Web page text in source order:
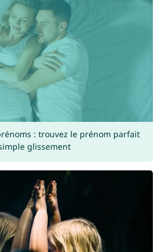
: trouvez le prénom parfait
glissement